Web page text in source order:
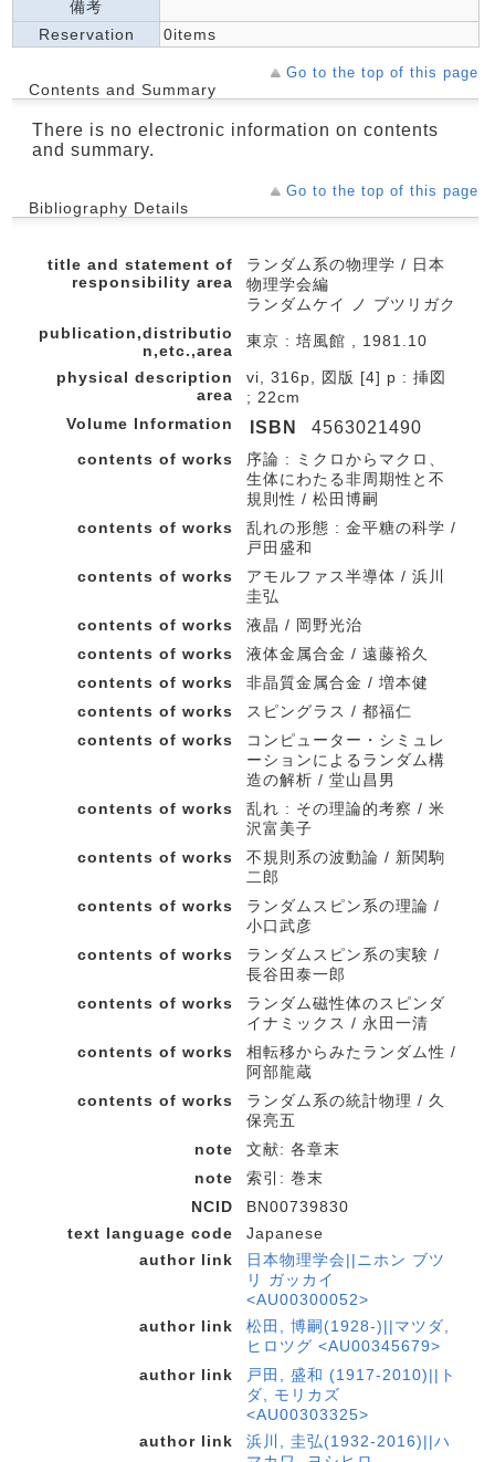
備考
Reservation
0items
Go to the top of this page
Contents and Summary
There is no electronic information on contents
and summary.
Go to the top of this page
Bibliography Details
title and statement of
responsibility area
ランダム系の物理学 / 日本
物理学会編
ランダムケイ ノ ブツリガク
publication,distributio
n,etc.,area
東京 : 培風館 , 1981.10
physical description
area
vi, 316p, 図版 [4] p : 挿図
; 22cm
Volume Information
ISBN 4563021490
contents of works
序論 : ミクロからマクロ、
生体にわたる非周期性と不
規則性 / 松田博嗣
contents of works
乱れの形態 : 金平糖の科学 /
戸田盛和
contents of works
アモルファス半導体 / 浜川
圭弘
contents of works
液晶 / 岡野光治
contents of works
液体金属合金 / 遠藤裕久
contents of works
非晶質金属合金 / 増本健
contents of works
スピングラス / 都福仁
contents of works
コンピューター・シミュレ
ーションによるランダム構
造の解析 / 堂山昌男
contents of works
乱れ : その理論的考察 / 米
沢富美子
contents of works
不規則系の波動論 / 新関駒
二郎
contents of works
ランダムスピン系の理論 /
小口武彦
contents of works
ランダムスピン系の実験 /
長谷田泰一郎
contents of works
ランダム磁性体のスピンダ
イナミックス / 永田一清
contents of works
相転移からみたランダム性 /
阿部龍蔵
contents of works
ランダム系の統計物理 / 久
保亮五
note
文献: 各章末
note
索引: 巻末
NCID
BN00739830
text language code
Japanese
author link
日本物理学会||ニホン ブツ
リ ガッカイ
<AU00300052>
author link
松田, 博嗣(1928-)||マツダ,
ヒロツグ <AU00345679>
author link
戸田, 盛和 (1917-2010)||ト
ダ, モリカズ
<AU00303325>
author link
浜川, 圭弘(1932-2016)||ハ